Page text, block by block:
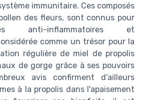
immunitaire. Ces composés
des fleurs, sont connus pour
anti-inflammatoires et
comme un trésor pour la
régulière de miel de propolis
de gorge grâce à ses pouvoirs
avis confirment d’ailleurs
à la propolis dans l'apaisement